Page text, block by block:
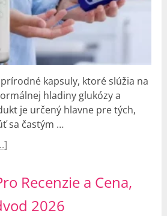
kapsuly, ktoré slúžia na
hladiny glukózy a
je určený hlavne pre tých,
sa častým …
Recenzie a Cena,
2026